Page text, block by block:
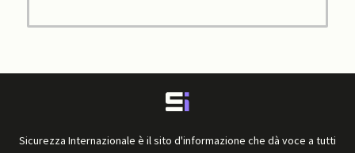
Sicurezza Internazionale è il sito d'informazione che dà voce a tutti